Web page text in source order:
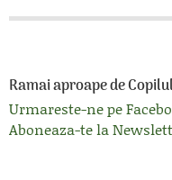
Ramai aproape de
Urmareste-ne pe
Aboneaza-te la